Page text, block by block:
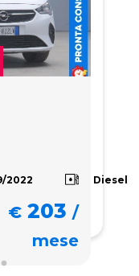
2022 Diesel
€ 203 /
mese